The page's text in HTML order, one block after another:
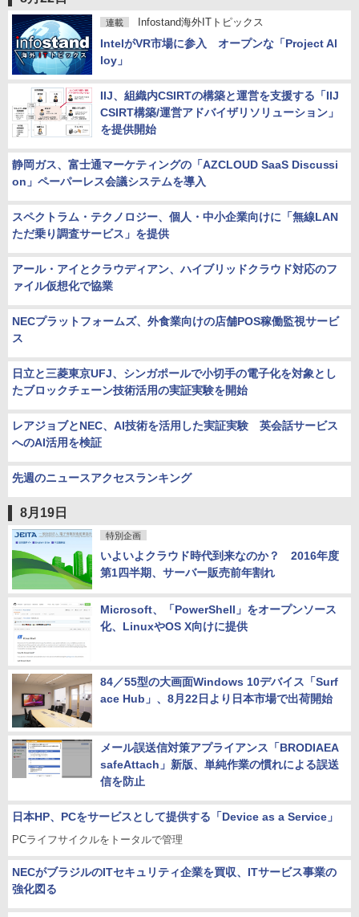
連載 Infostand海外ITトピックス
IntelがVR市場に参入 オープンな「Project Al
loy」
IIJ、組織内CSIRTの構築と運営を支援する「IIJ
CSIRT構築/運営アドバイザリソリューション」
を提供開始
静岡ガス、富士通マーケティングの「AZCLOUD SaaS Discussi
on」ペーパーレス会議システムを導入
スペクトラム・テクノロジー、個人・中小企業向けに「無線LAN
ただ乗り調査サービス」を提供
アール・アイとクラウディアン、ハイブリッドクラウド対応のフ
ァイル仮想化で協業
NECプラットフォームズ、外食業向けの店舗POS稼働監視サービ
ス
日立と三菱東京UFJ、シンガポールで小切手の電子化を対象とし
たブロックチェーン技術活用の実証実験を開始
レアジョブとNEC、AI技術を活用した実証実験 英会話サービス
へのAI活用を検証
先週のニュースアクセスランキング
8月19日
特別企画
いよいよクラウド時代到来なのか？ 2016年度
第1四半期、サーバー販売前年割れ
Microsoft、「PowerShell」をオープンソース
化、LinuxやOS X向けに提供
84／55型の大画面Windows 10デバイス「Surf
ace Hub」、8月22日より日本市場で出荷開始
メール誤送信対策アプライアンス「BRODIAEA
safeAttach」新版、単純作業の慣れによる誤送
信を防止
日本HP、PCをサービスとして提供する「Device as a Service」
PCライフサイクルをトータルで管理
NECがブラジルのITセキュリティ企業を買収、ITサービス事業の
強化図る